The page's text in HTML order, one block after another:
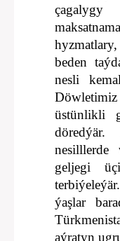
beden
nesli
üstünlikli
geljegi
ýaşlar
aýratyn